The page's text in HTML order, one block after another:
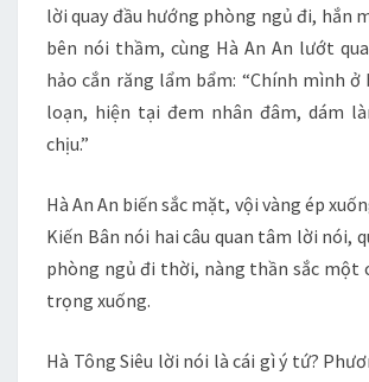
lời quay đầu hướng phòng ngủ đi, hắn
bên nói thầm, cùng Hà An An lướt
hảo cắn răng lẩm bẩm: “Chính mình ở
loạn, hiện tại đem nhân đâm, dám
chịu.”
Hà An An biến sắc mặt, vội vàng ép
Kiến Bân nói hai câu quan tâm lời nói,
phòng ngủ đi thời, nàng thần sắc một
trọng xuống.
Hà Tông Siêu lời nói là cái gì ý tứ?